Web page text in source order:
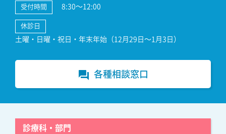
受付時間 8:30～12:00
休診日
土曜・日曜・祝日・年末年始（12月29日～1月3日）
forum 各種相談窓口
診療科・部門